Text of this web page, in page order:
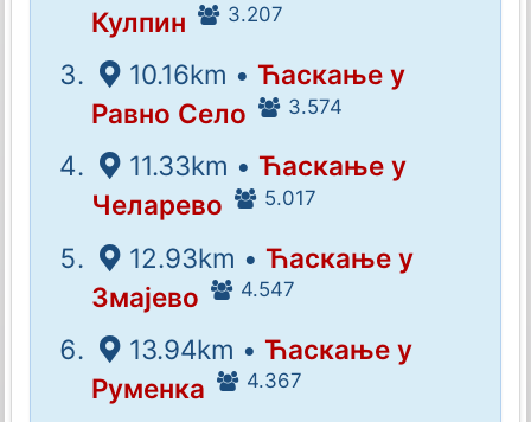
Кулпин
3.207
10.16km • Ћаскање у
Равно Село
3.574
11.33km • Ћаскање у
Челарево
5.017
12.93km • Ћаскање у
Змајево
4.547
13.94km • Ћаскање у
Руменка
4.367